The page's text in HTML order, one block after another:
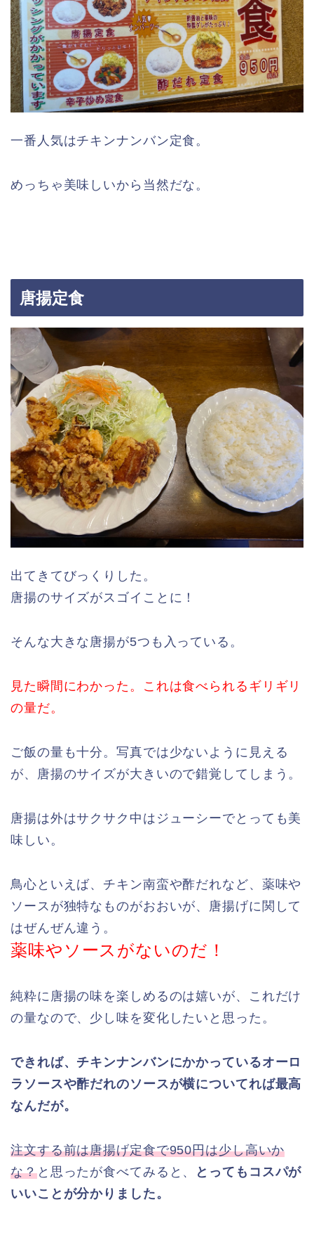
一番人気はチキンナンバン定食。
めっちゃ美味しいから当然だな。
唐揚定食
出てきてびっくりした。
唐揚のサイズがスゴイことに！
そんな大きな唐揚が5つも入っている。
見た瞬間にわかった。これは食べられるギリギリ
の量だ。
ご飯の量も十分。写真では少ないように見える
が、唐揚のサイズが大きいので錯覚してしまう。
唐揚は外はサクサク中はジューシーでとっても美
味しい。
鳥心といえば、チキン南蛮や酢だれなど、薬味や
ソースが独特なものがおおいが、唐揚げに関して
はぜんぜん違う。
薬味やソースがないのだ！
純粋に唐揚の味を楽しめるのは嬉いが、これだけ
の量なので、少し味を変化したいと思った。
できれば、チキンナンバンにかかっているオーロ
ラソースや酢だれのソースが横についてれば最高
なんだが。
注文する前は唐揚げ定食で950円は少し高いか
な？と思ったが食べてみると、
とってもコスパが
いいことが分かりました。